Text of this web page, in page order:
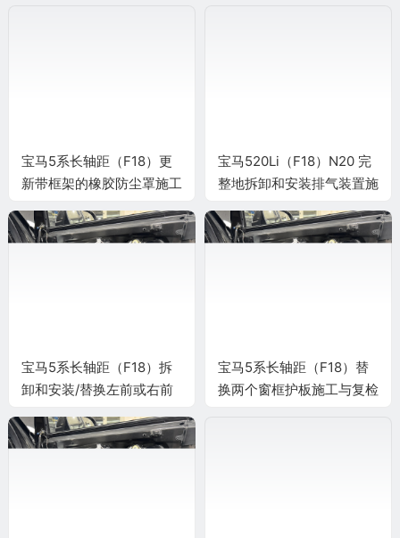
宝马5系长轴距（F18）更
新带框架的橡胶防尘罩施工
宝马520Li（F18）N20 完
整地拆卸和安装排气装置施
宝马5系长轴距（F18）拆
卸和安装/替换左前或右前
宝马5系长轴距（F18）替
换两个窗框护板施工与复检